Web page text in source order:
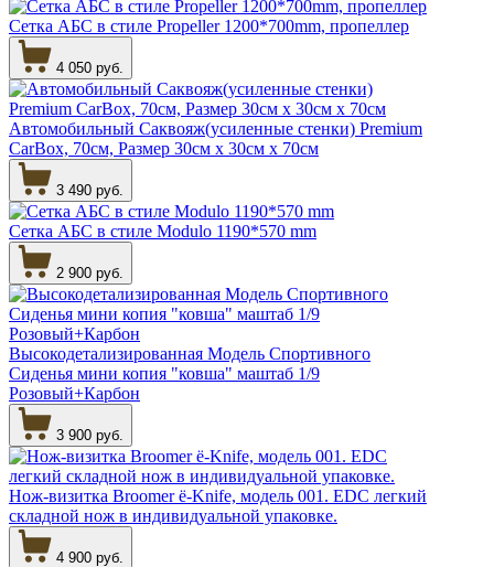
Сетка АБС в стиле Propeller 1200*700mm, пропеллер
4 050 руб.
Автомобильный Саквояж(усиленные стенки) Premium
CarBox, 70см, Размер 30см х 30см х 70см
3 490 руб.
Сетка АБС в стиле Modulo 1190*570 mm
2 900 руб.
Высокодетализированная Модель Спортивного
Сиденья мини копия "ковша" маштаб 1/9
Розовый+Карбон
3 900 руб.
Нож-визитка Broomer ё-Knife, модель 001. EDC легкий
складной нож в индивидуальной упаковке.
4 900 руб.